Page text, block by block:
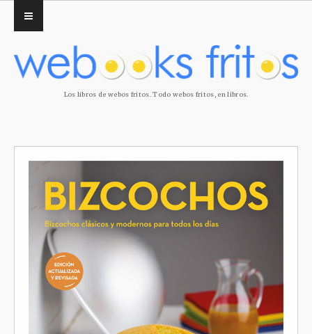
Los libros de webos fritos. Todo webos fritos, en libros.